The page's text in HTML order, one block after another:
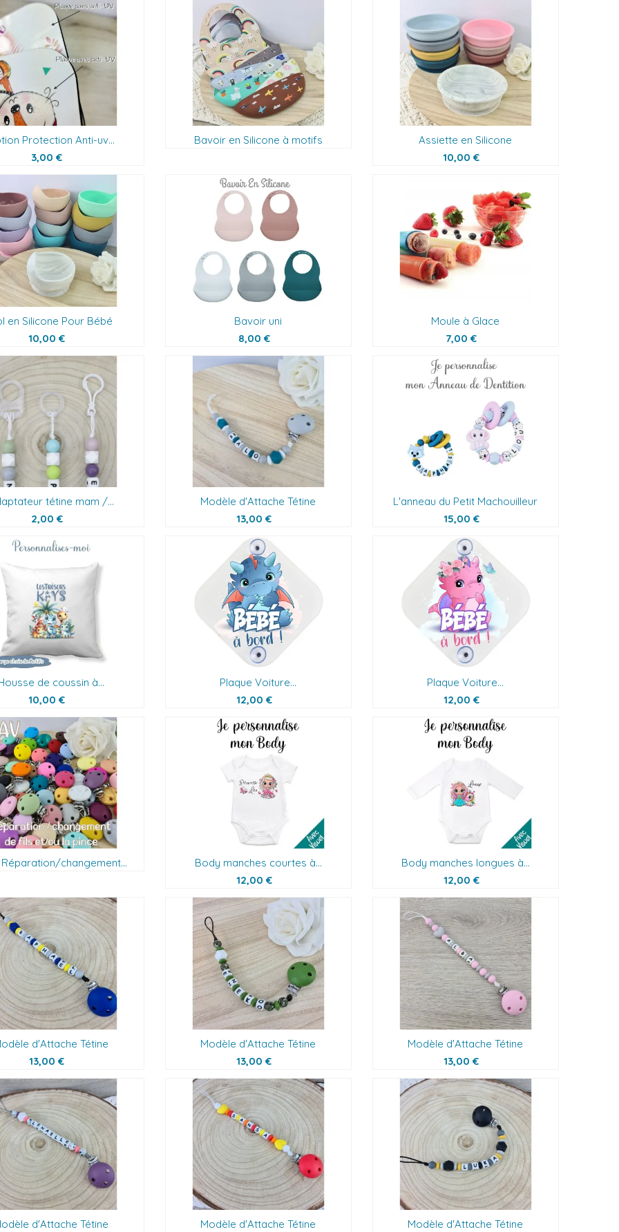
Protection Anti-uv...
3,00 €
Bavoir en Silicone à motifs
Assiette en Silicone
10,00 €
en Silicone Pour Bébé
10,00 €
Bavoir uni
8,00 €
Moule à Glace
7,00 €
tétine mam /...
2,00 €
Modèle d'Attache Tétine
13,00 €
L'anneau du Petit Machouilleur
15,00 €
de coussin à...
10,00 €
Plaque Voiture...
12,00 €
Plaque Voiture...
12,00 €
Réparation/changement...
Body manches courtes à...
12,00 €
Body manches longues à...
12,00 €
d'Attache Tétine
13,00 €
Modèle d'Attache Tétine
13,00 €
Modèle d'Attache Tétine
13,00 €
d'Attache Tétine Modèle d'Attache Tétine Modèle d'Attache Tétine